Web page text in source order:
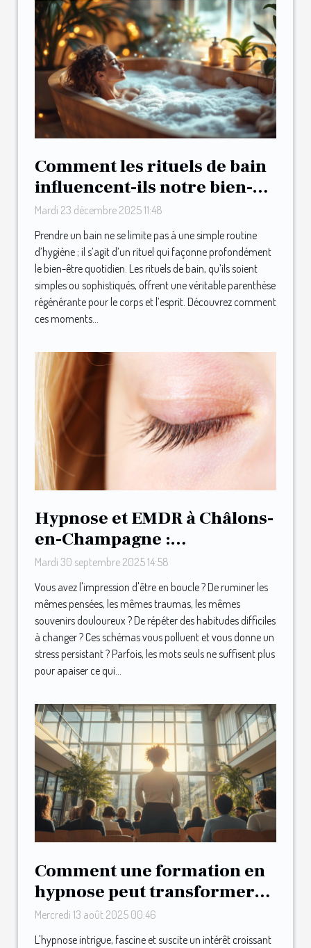
Comment les rituels de bain
influencent-ils notre bien-
être quotidien ?
Mardi 23 décembre 2025 11:48
Prendre un bain ne se limite pas à une simple routine
d’hygiène ; il s’agit d’un rituel qui façonne profondément
le bien-être quotidien. Les rituels de bain, qu’ils soient
simples ou sophistiqués, offrent une véritable parenthèse
régénérante pour le corps et l’esprit. Découvrez comment
ces moments...
Hypnose et EMDR à Châlons-
en-Champagne :
l’accompagnement du
Cabinet Menninga
Mardi 30 septembre 2025 14:58
Vous avez l'impression d'être en boucle ? De ruminer les
mêmes pensées, les mêmes traumas, les mêmes
souvenirs douloureux ? De répéter des habitudes difficiles
à changer ? Ces schémas vous polluent et vous donne un
stress persistant ? Parfois, les mots seuls ne suffisent plus
pour apaiser ce qui...
Comment une formation en
hypnose peut transformer
votre carrière ?
Mercredi 13 août 2025 00:46
L'hypnose intrigue, fascine et suscite un intérêt croissant